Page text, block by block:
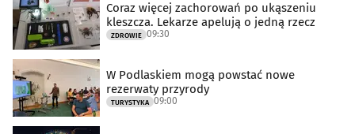
Coraz więcej zachorowań po ukąszeniu
kleszcza. Lekarze apelują o jedną rzecz
ZDROWIE 09:30
W Podlaskiem mogą powstać nowe
rezerwaty przyrody
TURYSTYKA 09:00